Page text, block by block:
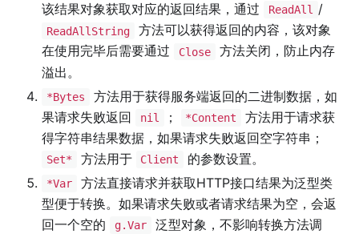
该结果对象获取对应的返回结果，通过
ReadAll /
ReadAllString
方法可以获得返回的内容，该对象
在使用完毕后需要通过
Close
方法关闭，防止内存
溢出。
*Bytes
方法用于获得服务端返回的二进制数据，如
果请求失败返回
nil ； *Content
方法用于请求获
得字符串结果数据，如果请求失败返回空字符串；
Set* 方法用于 Client 的参数设置。
*Var
方法直接请求并获取HTTP接口结果为泛型类
型便于转换。如果请求失败或者请求结果为空，会返
回一个空的
g.Var
泛型对象，不影响转换方法调